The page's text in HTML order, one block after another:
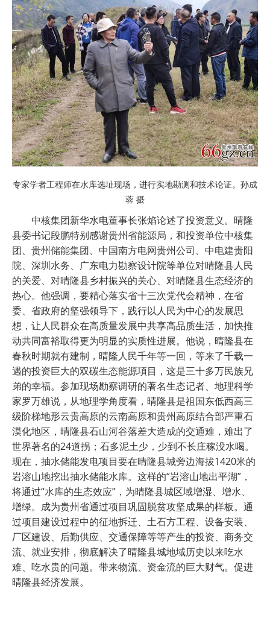
专家学者工程师在水库选址现场，进行实地勘测和技术论证。孙成
蓉 摄
中核集团新华水电董事长张焰论述了投资意义。晴隆
县委书记段鹏特别感谢贵州省能源局，和投资单位中核集
团、贵州储能集团、中国南方电网贵州公司、中电建贵阳
院、深圳水务、广东电力勘察设计院等单位对晴隆县人民
的关爱、对晴隆县乡村振兴的关心、对晴隆县生态经济的
热心。他强调，要精心落实省十三次党代会精神，在省
委、省政府的坚强领导下，践行以人民为中心的发展思
想，让人民群众在高质量发展中共享高品质生活，加快推
动共同富裕取得更为明显的实质性进展。他说，晴隆县在
春秋时期就有建制，晴隆人民千年等一回，等来了千载一
遇的投资巨大的双碳生态能源項目，这是三十多万民族兄
弟的幸福。参加现场勘察调研的著名生态记者、地理科学
家罗万雄说，从地理学角度看，晴隆县是祖国东低西高三
级阶梯地形云贵高原的云南高原和贵州高原结合部严重石
漠化地区，晴隆县石山河谷落差大造成的交通难，难出了
世界著名的24道拐；石多泥土少，少到不长庄稼没水喝。
现在，抽水储能发电项目要在晴隆县城旁边海拔1420米的
岩溶山地挖出抽水储能水库。这样的“岩溶山地出平湖”，
将通过“水库的生态效应”，为晴隆县城区域增湿、增水、
增绿。成为贵州省通过项目巩固脱贫攻坚成果的样板。通
过项目建设过程中的征地拆迁、土石方工程、设备安装、
厂区建设、后勤供应、交通保障等等产生的投资、商务交
流、就业安排，彻底解决了晴隆县城地域历史以来吃水
难、吃水贵的问题。带来物流、资金流的巨大财气。促进
晴隆县经济发展。